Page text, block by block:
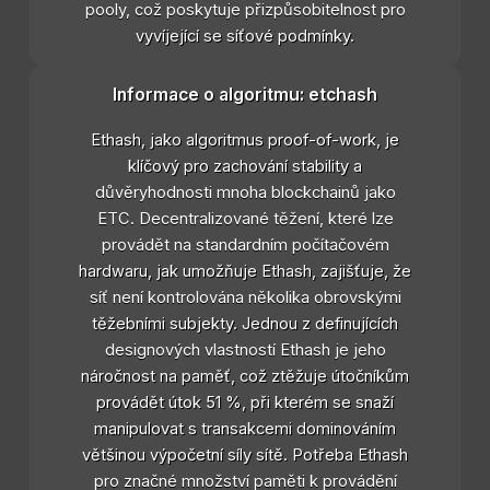
pooly, což poskytuje přizpůsobitelnost pro
vyvíjející se síťové podmínky.
Informace o algoritmu: etchash
Ethash, jako algoritmus proof-of-work, je
klíčový pro zachování stability a
důvěryhodnosti mnoha blockchainů jako
ETC. Decentralizované těžení, které lze
provádět na standardním počítačovém
hardwaru, jak umožňuje Ethash, zajišťuje, že
síť není kontrolována několika obrovskými
těžebními subjekty. Jednou z definujících
designových vlastností Ethash je jeho
náročnost na paměť, což ztěžuje útočníkům
provádět útok 51 %, při kterém se snaží
manipulovat s transakcemi dominováním
většinou výpočetní síly sítě. Potřeba Ethash
pro značné množství paměti k provádění